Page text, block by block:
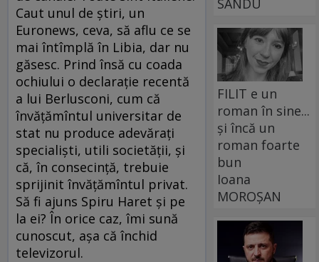
Caut unul de ştiri, un
Euronews, ceva, să aflu ce se
mai întîmplă în Libia, dar nu
găsesc. Prind însă cu coada
ochiului o declaraţie recentă
a lui Berlusconi, cum că
învăţămîntul universitar de
stat nu produce adevăraţi
specialişti, utili societăţii, şi
că, în consecinţă, trebuie
sprijinit învăţămîntul privat.
Să fi ajuns Spiru Haret şi pe
la ei? În orice caz, îmi sună
cunoscut, aşa că închid
televizorul.
SANDU
FILIT e un
roman în sine...
și încă un
roman foarte
bun
Ioana
MOROȘAN